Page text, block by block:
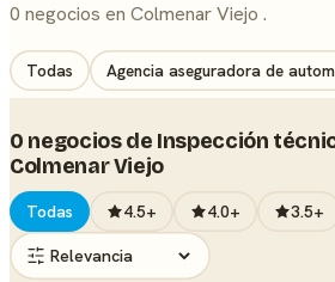
0 negocios en Colmenar Viejo .
Todas Agencia aseguradora de
0 negocios de Inspección
Colmenar Viejo
Todas 4.5+ 4.0+ 3.5+